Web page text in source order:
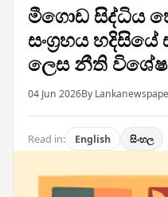
මීගොඩ සිද්ධිය
සංග්‍රහය
ලෙස නීති
04 Jun 2026By
Read in: English සිංහල